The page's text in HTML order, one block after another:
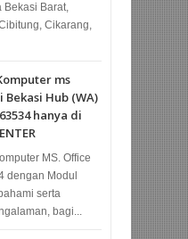
Bekasi Barat,
Cikarang,
ms
Bekasi Hub (WA)
hanya di
MS. Office
dengan Modul
serta
bagi...